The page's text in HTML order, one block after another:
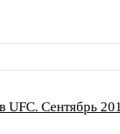
UFC. Сентябрь